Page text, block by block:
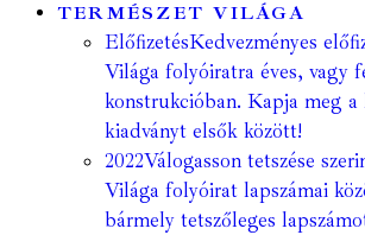
TERMÉSZET VILÁGA
ElőfizetésKedvezményes
Világa folyóiratra éves, vagy
konstrukcióban. Kapja meg a
kiadványt elsők között!
2022Válogasson tetszése
Világa folyóirat lapszámai
bármely tetszőleges